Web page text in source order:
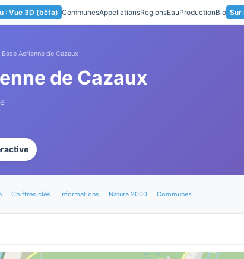
: Vue 3D (bêta) CommunesAppellationsRegionsEauProductionBio Sur
Base Aerienne de Cazaux
de Cazaux
Chiffres clés Informations Natura 2000 Communes